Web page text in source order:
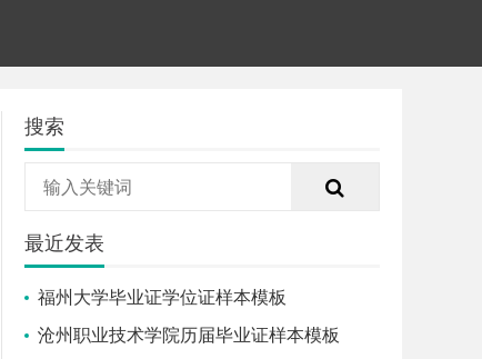
搜索
最近发表
福州大学毕业证学位证样本模板
沧州职业技术学院历届毕业证样本模板